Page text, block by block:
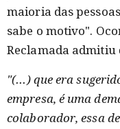
maioria das
sabe o motivo".
Reclamada admitiu
"(...) que era
empresa, é uma
colaborador, essa